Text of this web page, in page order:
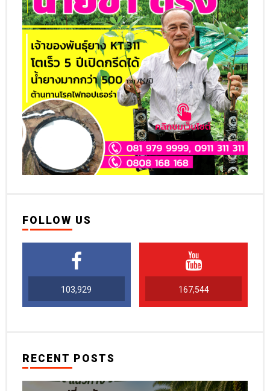
FOLLOW US
103,929 167,544
RECENT POSTS